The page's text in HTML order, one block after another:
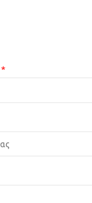
*